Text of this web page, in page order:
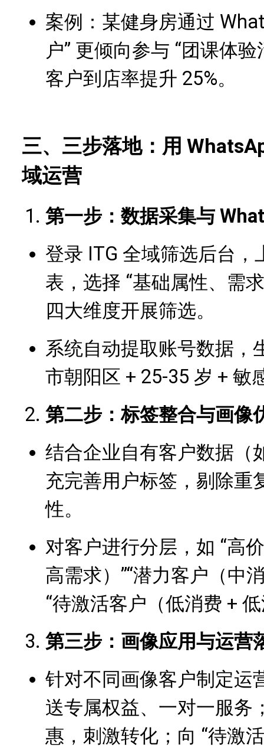
案例：某健身房通过
户” 更倾向参与 “团课体
客户到店率提升 25%。
三、三步落地：用
域运营
第一步：数据采集与
登录 ITG 全域筛选后台
表，选择 “基础属性、需
四大维度开展筛选。
系统自动提取账号数据，
市朝阳区 + 25-35 岁 + 敏
第二步：标签整合与画像
结合企业自有客户数据（
充完善用户标签，剔除重
性。
对客户进行分层，如 “高
高需求）”“潜力客户（中
“待激活客户（低消费 +
第三步：画像应用与运营
针对不同画像客户制定运
送专属权益、一对一服务
惠，刺激转化；向 “待激